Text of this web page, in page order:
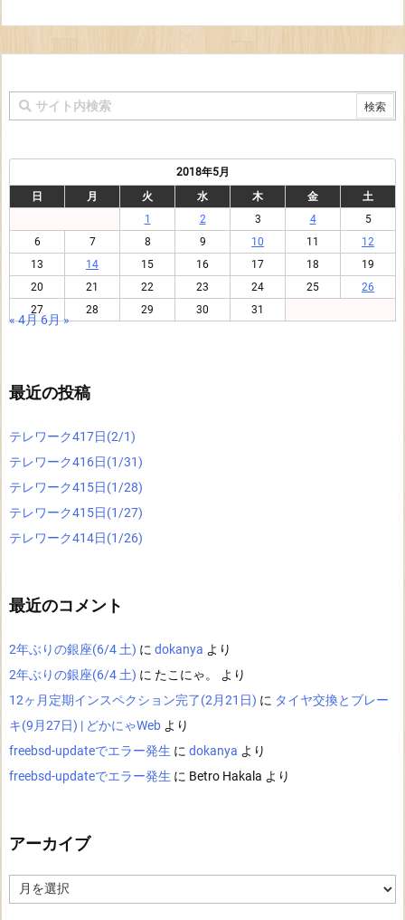
2018年5月
日
月 火 水 木 金
土
1
2 3 4
5
6
7 8 9 10 11
12
13
14 15 16 17 18
19
20
21 22 23 24 25
26
27
28 29 30 31
« 4月6月 »
最近の投稿
テレワーク417日(2/1)
テレワーク416日(1/31)
テレワーク415日(1/28)
テレワーク415日(1/27)
テレワーク414日(1/26)
最近のコメント
2年ぶりの銀座(6/4 土) に dokanya より
2年ぶりの銀座(6/4 土) に たこにゃ。
より
12ヶ月定期インスペクション完了(2月21日) に タイヤ交換とブレー
キ(9月27日) | どかにゃWeb より
freebsd-updateでエラー発生 に dokanya より
freebsd-updateでエラー発生 に Betro Hakala より
アーカイブ
ー